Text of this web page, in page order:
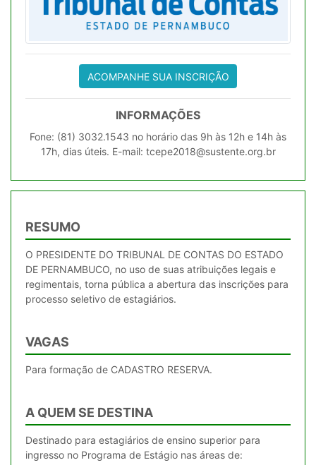
ACOMPANHE SUA INSCRIÇÃO
INFORMAÇÕES
Fone: (81) 3032.1543 no horário das 9h às 12h e 14h às
17h, dias úteis. E-mail: tcepe2018@sustente.org.br
RESUMO
O PRESIDENTE DO TRIBUNAL DE CONTAS DO ESTADO
DE PERNAMBUCO, no uso de suas atribuições legais e
regimentais, torna pública a abertura das inscrições para
processo seletivo de estagiários.
VAGAS
Para formação de CADASTRO RESERVA.
A QUEM SE DESTINA
Destinado para estagiários de ensino superior para
ingresso no Programa de Estágio nas áreas de: